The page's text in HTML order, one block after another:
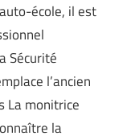
école, il est
Sécurité
l’ancien
La monitrice
la